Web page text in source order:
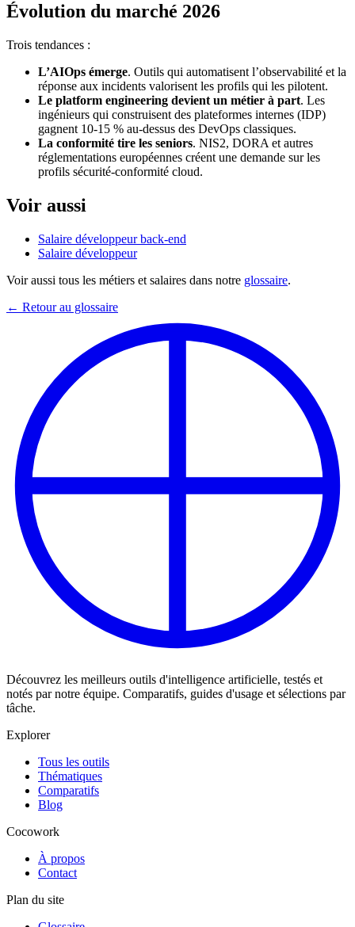
Évolution du marché 2026
Trois tendances :
L’AIOps émerge. Outils qui automatisent l’observabilité et la
réponse aux incidents valorisent les profils qui les pilotent.
Le platform engineering devient un métier à part. Les
ingénieurs qui construisent des plateformes internes (IDP)
gagnent 10-15 % au-dessus des DevOps classiques.
La conformité tire les seniors. NIS2, DORA et autres
réglementations européennes créent une demande sur les
profils sécurité-conformité cloud.
Voir aussi
Salaire développeur back-end
Salaire développeur
Voir aussi tous les métiers et salaires dans notre glossaire.
← Retour au glossaire
Découvrez les meilleurs outils d'intelligence artificielle, testés et
notés par notre équipe. Comparatifs, guides d'usage et sélections par
tâche.
Explorer
Tous les outils
Thématiques
Comparatifs
Blog
Cocowork
À propos
Contact
Plan du site